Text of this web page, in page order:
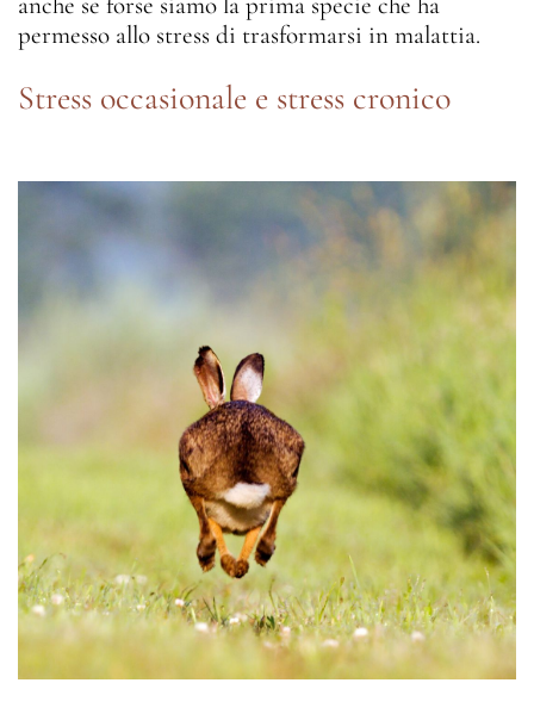
permesso allo stress di trasformarsi in malattia.
Stress occasionale e stress cronico